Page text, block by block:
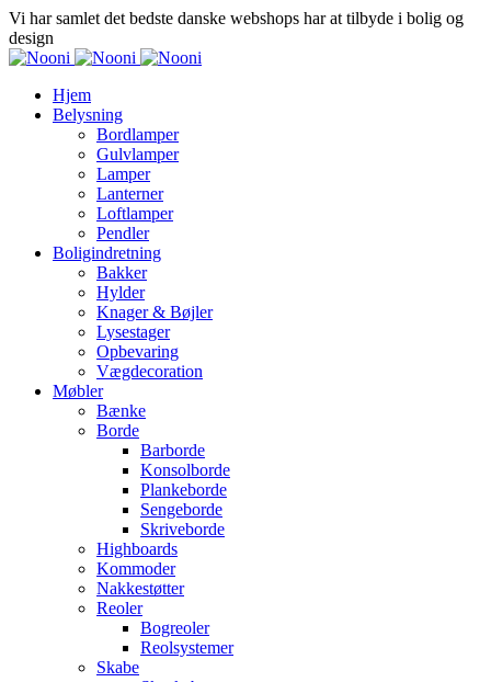
Vi har samlet det bedste danske webshops har at tilbyde i bolig og
design
Hjem
Belysning
Bordlamper
Gulvlamper
Lamper
Lanterner
Loftlamper
Pendler
Boligindretning
Bakker
Hylder
Knager & Bøjler
Lysestager
Opbevaring
Vægdecoration
Møbler
Bænke
Borde
Barborde
Konsolborde
Plankeborde
Sengeborde
Skriveborde
Highboards
Kommoder
Nakkestøtter
Reoler
Bogreoler
Reolsystemer
Skabe